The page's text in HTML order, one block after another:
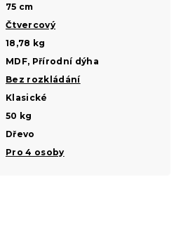
75 cm
Čtvercový
18,78 kg
MDF, Přírodní dýha
Bez rozkládání
Klasické
50 kg
Dřevo
Pro 4 osoby